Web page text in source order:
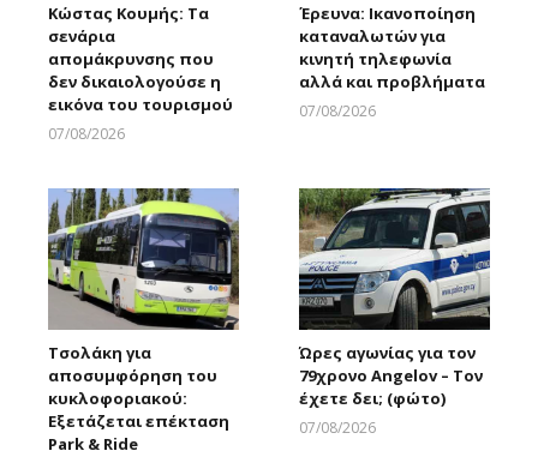
Κώστας Κουμής: Τα
σενάρια
απομάκρυνσης που
δεν δικαιολογούσε η
εικόνα του τουρισμού
07/08/2026
Έρευνα: Ικανοποίηση
καταναλωτών για
κινητή τηλεφωνία
αλλά και προβλήματα
07/08/2026
Τσολάκη για
αποσυμφόρηση του
κυκλοφοριακού:
Εξετάζεται επέκταση
Park & Ride
Ώρες αγωνίας για τον
79χρονο Angelov – Τον
έχετε δει; (φώτο)
07/08/2026